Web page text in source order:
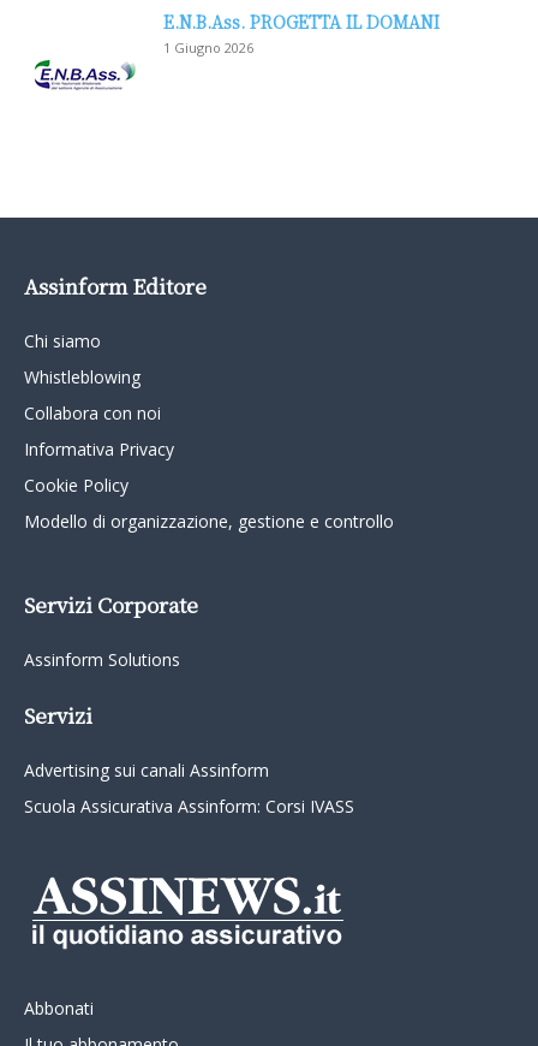
E.N.B.Ass. PROGETTA IL DOMANI
1 Giugno 2026
Assinform Editore
Chi siamo
Whistleblowing
Collabora con noi
Informativa Privacy
Cookie Policy
Modello di organizzazione, gestione e controllo
Servizi Corporate
Assinform Solutions
Servizi
Advertising sui canali Assinform
Scuola Assicurativa Assinform: Corsi IVASS
Abbonati